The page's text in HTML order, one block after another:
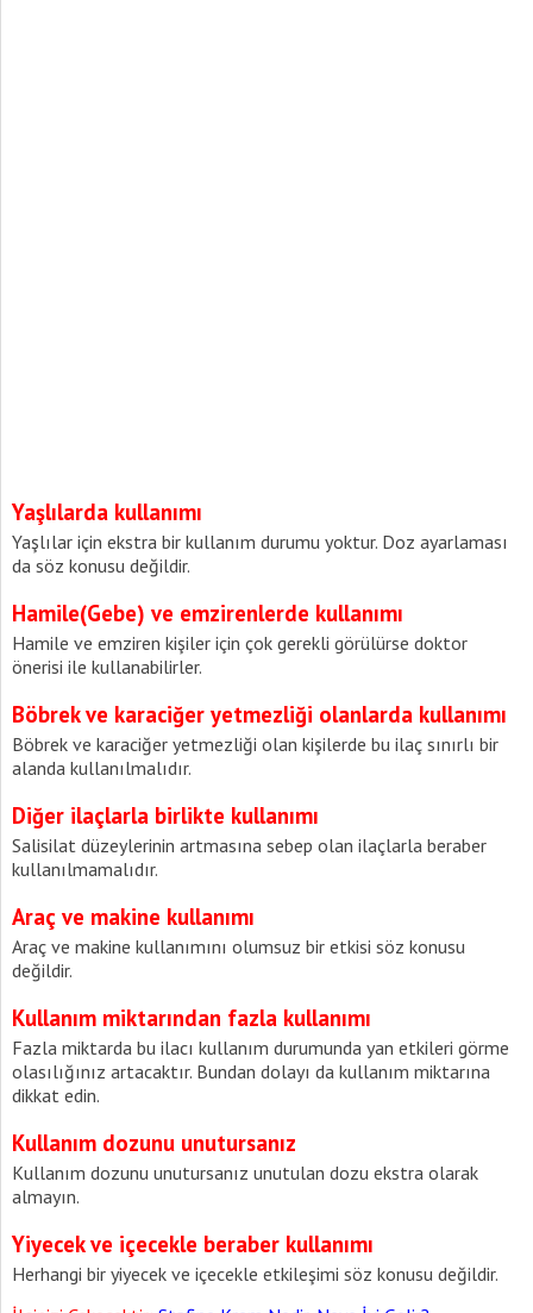
Yaşlılarda kullanımı
Yaşlılar için ekstra bir kullanım durumu yoktur. Doz ayarlaması
da söz konusu değildir.
Hamile(Gebe) ve emzirenlerde kullanımı
Hamile ve emziren kişiler için çok gerekli görülürse doktor
önerisi ile kullanabilirler.
Böbrek ve karaciğer yetmezliği olanlarda kullanımı
Böbrek ve karaciğer yetmezliği olan kişilerde bu ilaç sınırlı bir
alanda kullanılmalıdır.
Diğer ilaçlarla birlikte kullanımı
Salisilat düzeylerinin artmasına sebep olan ilaçlarla beraber
kullanılmamalıdır.
Araç ve makine kullanımı
Araç ve makine kullanımını olumsuz bir etkisi söz konusu
değildir.
Kullanım miktarından fazla kullanımı
Fazla miktarda bu ilacı kullanım durumunda yan etkileri görme
olasılığınız artacaktır. Bundan dolayı da kullanım miktarına
dikkat edin.
Kullanım dozunu unutursanız
Kullanım dozunu unutursanız unutulan dozu ekstra olarak
almayın.
Yiyecek ve içecekle beraber kullanımı
Herhangi bir yiyecek ve içecekle etkileşimi söz konusu değildir.